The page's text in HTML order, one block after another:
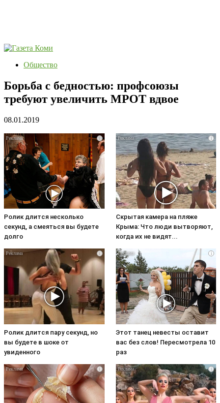
Общество
Борьба с бедностью: профсоюзы
требуют увеличить МРОТ вдвое
08.01.2019
i
Ролик длится несколько
секунд, а смеяться вы будете
долго
i
Скрытая камера на пляже
Крыма: Что люди вытворяют,
когда их не видят...
i
Ролик длится пару секунд, но
вы будете в шоке от
увиденного
i
Этот танец невесты оставит
вас без слов! Пересмотрела 10
раз
i i